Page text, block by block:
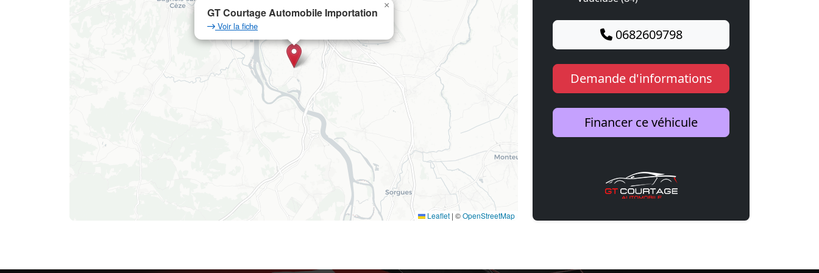
GT Courtage Automobile Importation
Voir la fiche
×
Leaflet | ©OpenStreetMap
0682609798
Demande d'informations
Financer ce véhicule